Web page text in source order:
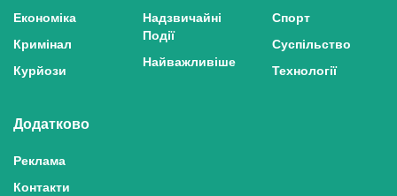
Економіка
Кримінал
Курйози
Надзвичайні
Події
Найважливіше
Спорт
Суспільство
Технології
Додатково
Реклама
Контакти